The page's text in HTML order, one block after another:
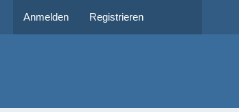
Anmelden Registrieren